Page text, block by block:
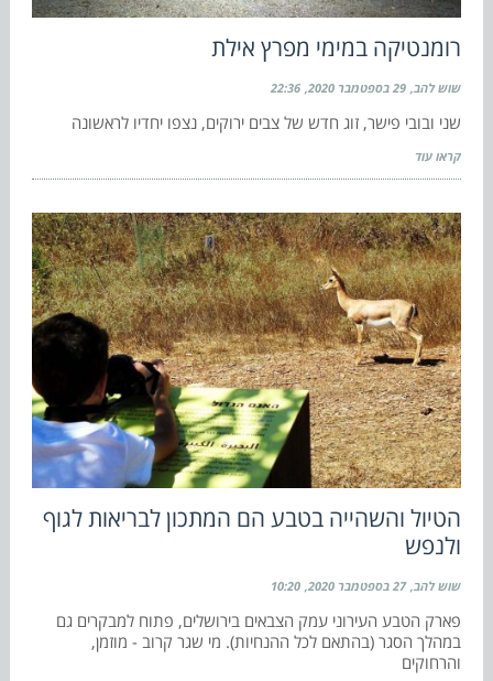
רומנטיקה במימי מפרץ אילת
שוש להב 29 בספטמבר 2020 22:36
שני ובובי פישר, זוג חדש של צבים ירוקים, נצפו יחדיו לראשונה
קראו עוד
הטיול והשהייה בטבע הם המתכון לבריאות לגוף
ולנפש
שוש להב 27 בספטמבר 2020 10:20
פארק הטבע העירוני עמק הצבאים בירושלים, פתוח למבקרים גם
במהלך הסגר (בהתאם לכל ההנחיות). מי שגר קרוב - מוזמן,
והרחוקים